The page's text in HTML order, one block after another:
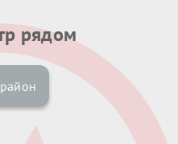
рядом